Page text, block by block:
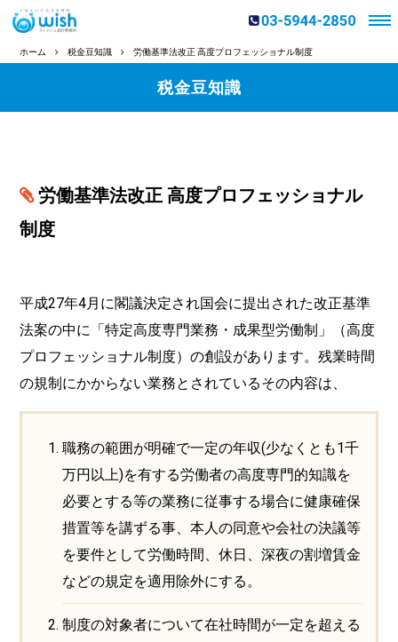
ホーム 税金豆知識 労働基準法改正 高度プロフェッショナル制度
税金豆知識
労働基準法改正 高度プロフェッショナル
制度
平成27年4月に閣議決定され国会に提出された改正基準
法案の中に「特定高度専門業務・成果型労働制」（高度
プロフェッショナル制度）の創設があります。残業時間
の規制にかからない業務とされているその内容は、
職務の範囲が明確で一定の年収(少なくとも1千
万円以上)を有する労働者の高度専門的知識を
必要とする等の業務に従事する場合に健康確保
措置等を講ずる事、本人の同意や会社の決議等
を要件として労働時間、休日、深夜の割増賃金
などの規定を適用除外にする。
制度の対象者について在社時間が一定を超える